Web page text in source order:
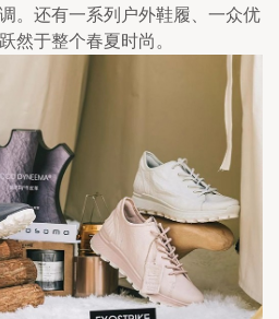
。还有一系列户外鞋履、一众优
然于整个春夏时尚。